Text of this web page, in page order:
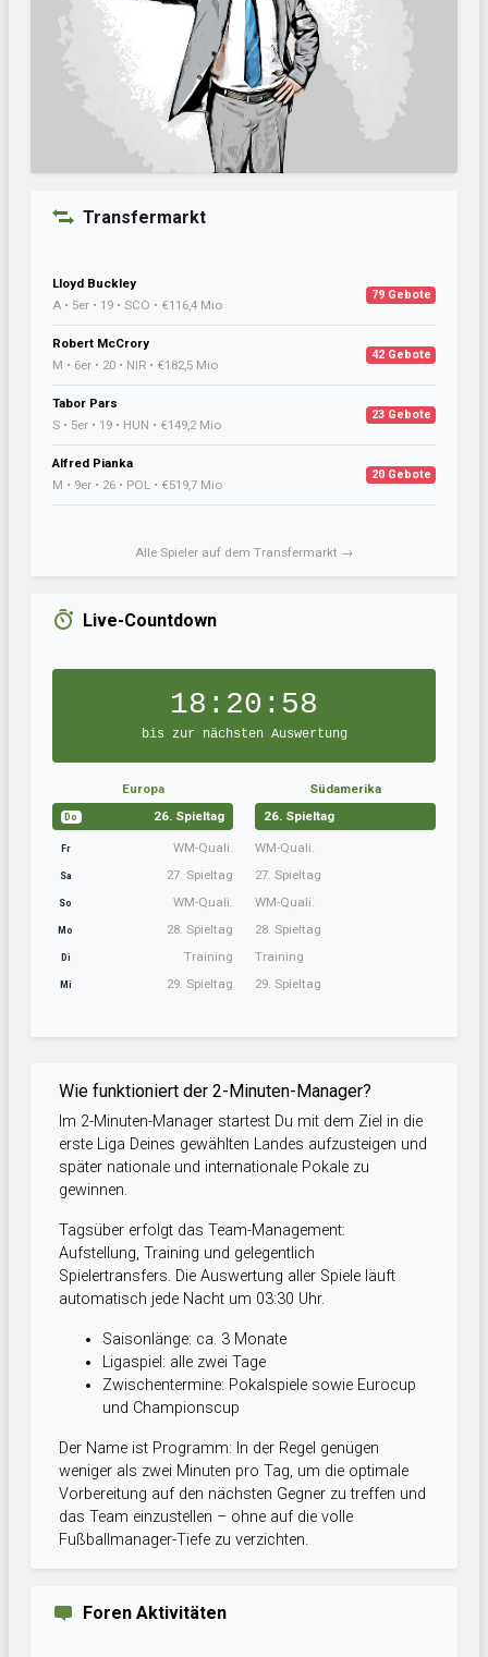
Transfermarkt
Lloyd Buckley
A • 5er • 19 • SCO • €116,4 Mio
79 Gebote
Robert McCrory
M • 6er • 20 • NIR • €182,5 Mio
42 Gebote
Tabor Pars
S • 5er • 19 • HUN • €149,2 Mio
23 Gebote
Alfred Pianka
M • 9er • 26 • POL • €519,7 Mio
20 Gebote
Alle Spieler auf dem Transfermarkt →
Live-Countdown
18:20:57
bis zur nächsten Auswertung
Europa
Do 26. Spieltag
Fr WM-Quali.
Sa 27. Spieltag
So WM-Quali.
Mo 28. Spieltag
Di Training
Mi 29. Spieltag
Südamerika
26. Spieltag
WM-Quali.
27. Spieltag
WM-Quali.
28. Spieltag
Training
29. Spieltag
Wie funktioniert der 2-Minuten-Manager?
Im 2-Minuten-Manager startest Du mit dem Ziel in die
erste Liga Deines gewählten Landes aufzusteigen und
später nationale und internationale Pokale zu
gewinnen.
Tagsüber erfolgt das Team-Management:
Aufstellung, Training und gelegentlich
Spielertransfers. Die Auswertung aller Spiele läuft
automatisch jede Nacht um 03:30 Uhr.
Saisonlänge: ca. 3 Monate
Ligaspiel: alle zwei Tage
Zwischentermine: Pokalspiele sowie Eurocup
und Championscup
Der Name ist Programm: In der Regel genügen
weniger als zwei Minuten pro Tag, um die optimale
Vorbereitung auf den nächsten Gegner zu treffen und
das Team einzustellen – ohne auf die volle
Fußballmanager-Tiefe zu verzichten.
Foren Aktivitäten